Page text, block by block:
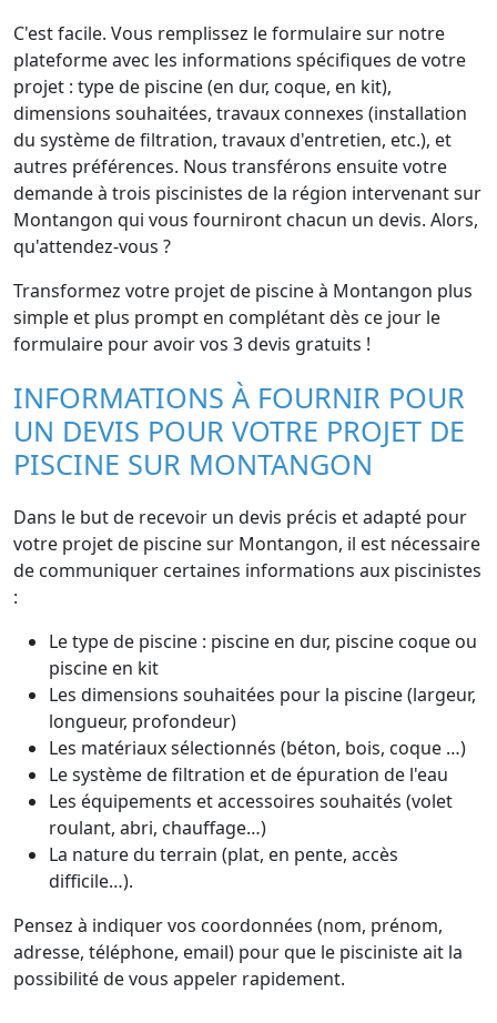
C'est facile. Vous remplissez le formulaire sur notre
plateforme avec les informations spécifiques de votre
projet : type de piscine (en dur, coque, en kit),
dimensions souhaitées, travaux connexes (installation
du système de filtration, travaux d'entretien, etc.), et
autres préférences. Nous transférons ensuite votre
demande à trois piscinistes de la région intervenant sur
Montangon qui vous fourniront chacun un devis. Alors,
qu'attendez-vous ?
Transformez votre projet de piscine à Montangon plus
simple et plus prompt en complétant dès ce jour le
formulaire pour avoir vos 3 devis gratuits !
INFORMATIONS À FOURNIR POUR
UN DEVIS POUR VOTRE PROJET DE
PISCINE SUR MONTANGON
Dans le but de recevoir un devis précis et adapté pour
votre projet de piscine sur Montangon, il est nécessaire
de communiquer certaines informations aux piscinistes
:
Le type de piscine : piscine en dur, piscine coque ou
piscine en kit
Les dimensions souhaitées pour la piscine (largeur,
longueur, profondeur)
Les matériaux sélectionnés (béton, bois, coque …)
Le système de filtration et de épuration de l'eau
Les équipements et accessoires souhaités (volet
roulant, abri, chauffage…)
La nature du terrain (plat, en pente, accès
difficile…).
Pensez à indiquer vos coordonnées (nom, prénom,
adresse, téléphone, email) pour que le pisciniste ait la
possibilité de vous appeler rapidement.